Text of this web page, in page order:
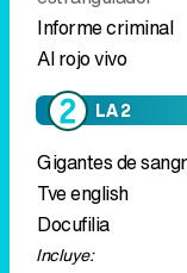
Informe criminal
Al rojo vivo
LA 2
Gigantes de
Tve english
Docufilia
Incluye: